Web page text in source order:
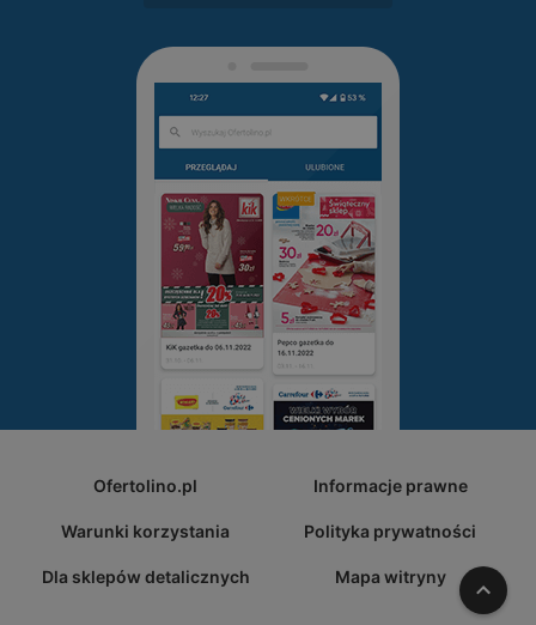
Ofertolino.pl Informacje prawne
Warunki korzystania Polityka prywatności
Dla sklepów detalicznych Mapa witryny W